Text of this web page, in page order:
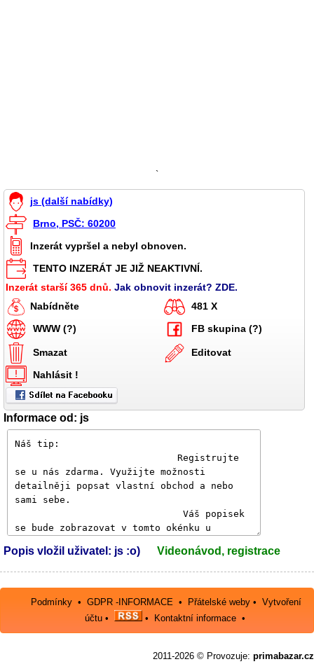
`
js (další nabídky)
Brno, PSČ: 60200
Inzerát vypršel a nebyl obnoven.
TENTO INZERÁT JE JIŽ NEAKTIVNÍ.
Inzerát starší 365 dnů. Jak obnovit inzerát? ZDE.
Nabídněte
481 X
WWW (?)
FB skupina (?)
Smazat
Editovat
Nahlásit !
Informace od: js
Popis vložil uživatel: js :o) Videonávod, registrace
Podmínky •GDPR -INFORMACE • Přátelské weby •Vytvoření
účtu• • Kontaktní informace•
2011-2026 © Provozuje: primabazar.cz